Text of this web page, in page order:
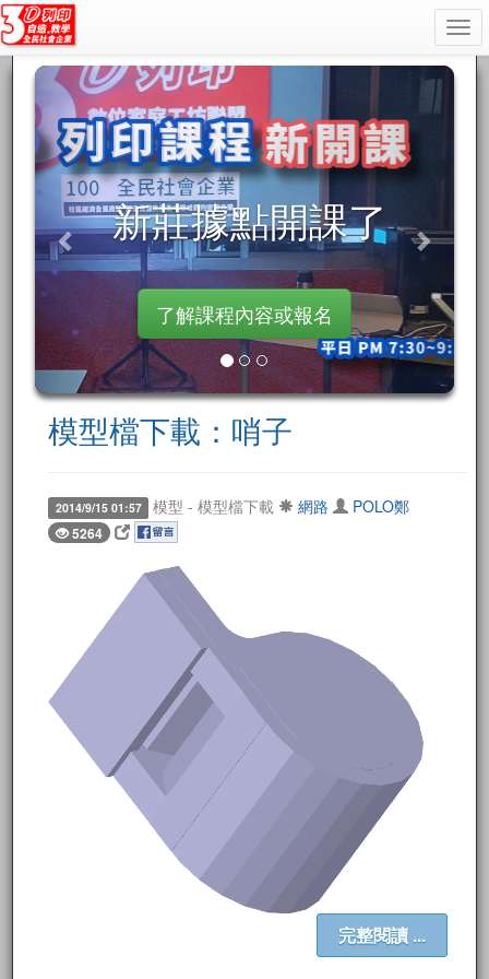
新莊據點開課了
了解課程內容或報名
模型檔下載：哨子
2014/9/15 01:57 模型 - 模型檔下載 網路 POLO鄭
5264
完整閱讀 ...